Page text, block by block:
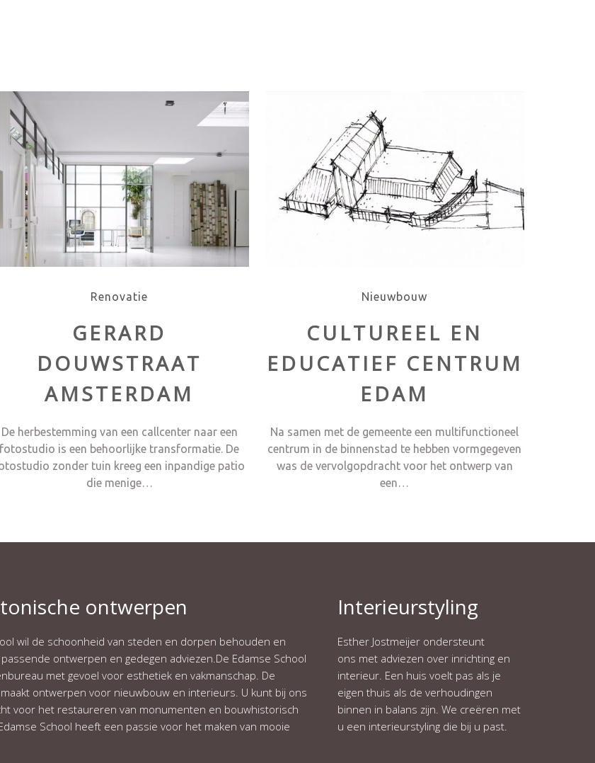
Renovatie
GERARD
DOUWSTRAAT
AMSTERDAM
De herbestemming van een callcenter naar een
fotostudio is een behoorlijke transformatie. De
zonder tuin kreeg een inpandige patio
die menige…
Nieuwbouw
CULTUREEL EN
EDUCATIEF CENTRUM
EDAM
Na samen met de gemeente een multifunctioneel
centrum in de binnenstad te hebben vormgegeven
was de vervolgopdracht voor het ontwerp van
een…
ontwerpen
wil de schoonheid van steden en dorpen behouden en
ontwerpen en gedegen adviezen.De Edamse School
met gevoel voor esthetiek en vakmanschap. De
maakt ontwerpen voor nieuwbouw en interieurs. U kunt bij ons
voor het restaureren van monumenten en bouwhistorisch
School heeft een passie voor het maken van mooie
Interieurstyling
Esther Jostmeijer ondersteunt
ons met adviezen over inrichting en
interieur. Een huis voelt pas als je
eigen thuis als de verhoudingen
binnen in balans zijn. We creëren met
u een interieurstyling die bij u past.